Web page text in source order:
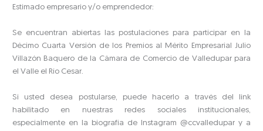
Estimado empresario y/o emprendedor:
Se encuentran abiertas las postulaciones para participar en la
Décimo Cuarta Versión de los Premios al Mérito Empresarial Julio
Villazón Baquero de la Cámara de Comercio de Valledupar para
el Valle el Río Cesar.
Si usted desea postularse, puede hacerlo a través del link
habilitado en nuestras redes sociales institucionales,
especialmente en la biografía de Instagram @ccvalledupar y a